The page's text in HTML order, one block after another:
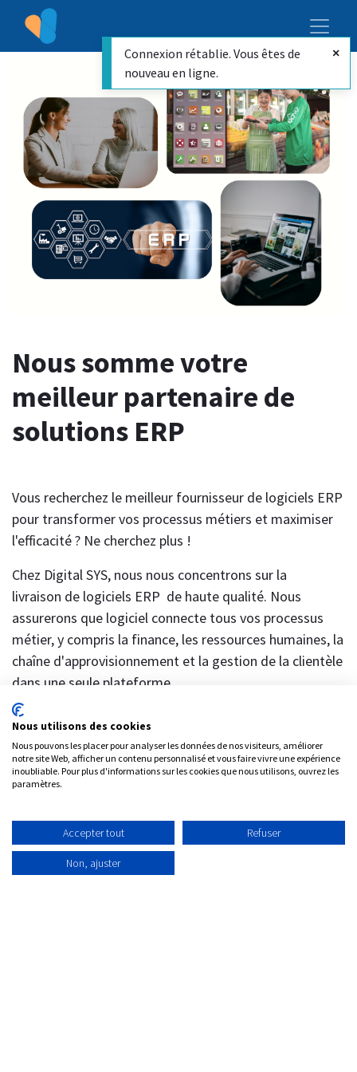
Nous somme votre
meilleur partenaire de
solutions ERP
Vous recherchez le meilleur fournisseur de logiciels ERP
pour transformer vos processus métiers et maximiser
l'efficacité ? Ne cherchez plus !
Chez Digital SYS, nous nous concentrons sur la
livraison de logiciels ERP de haute qualité. Nous
assurerons que logiciel connecte tous vos processus
métier, y compris la finance, les ressources humaines, la
chaîne d'approvisionnement et la gestion de la clientèle
dans une seule plateforme.
Nous utilisons des cookies
Nous pouvons les placer pour analyser les données de nos visiteurs, améliorer
notre site Web, afficher un contenu personnalisé et vous faire vivre une expérience
inoubliable. Pour plus d'informations sur les cookies que nous utilisons, ouvrez les
paramètres.
Accepter tout Refuser
Non, ajuster
Connexion rétablie. Vous êtes de
nouveau en ligne.